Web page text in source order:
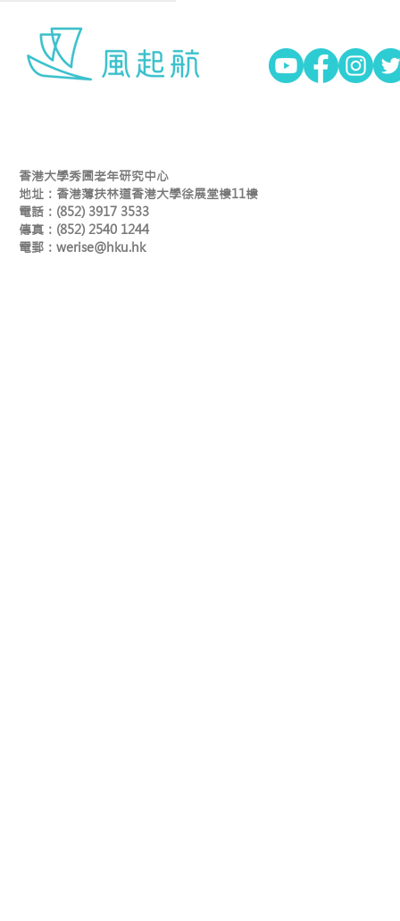
香港大學秀圃老年研究中心
地址：香港薄扶林道香港大學徐展堂樓11樓
電話：(852) 3917 3533
傳真：(852) 2540 1244
​電郵： werise@hku.hk